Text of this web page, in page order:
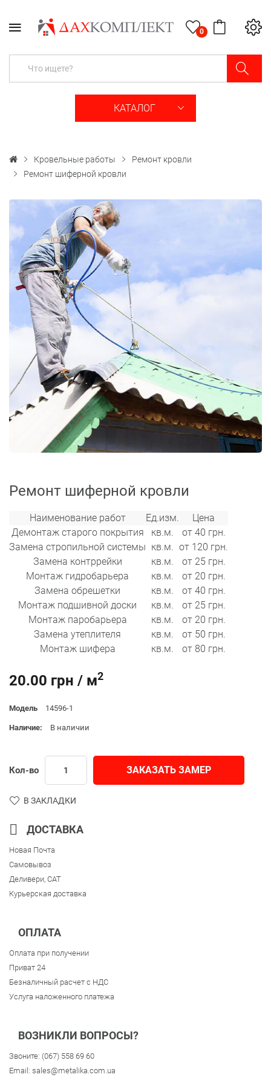
0
КАТАЛОГ
Кровельные работы
Ремонт кровли
Ремонт шиферной кровли
Ремонт шиферной кровли
Наименование работ Ед.изм.
Цена
Демонтаж старого покрытия
кв.м.
от 40 грн.
Замена стропильной системы кв.м. от 120 грн.
Замена контррейки
кв.м.
от 25 грн.
Монтаж гидробарьера
кв.м.
от 20 грн.
Замена обрешетки
кв.м.
от 40 грн.
Монтаж подшивной доски
кв.м.
от 25 грн.
Монтаж паробарьера
кв.м.
от 20 грн.
Замена утеплителя
кв.м.
от 50 грн.
Монтаж шифера
кв.м. от 80 грн.
20.00 грн / м2
Модель 14596-1
Наличие: В наличии
Кол-во ЗАКАЗАТЬ ЗАМЕР
В ЗАКЛАДКИ
ДОСТАВКА
Новая Почта
Самовывоз
Деливери, CAT
Курьерская доставка
ОПЛАТА
Оплата при получении
Приват 24
Безналичный расчет с НДС
Услуга наложенного платежа
ВОЗНИКЛИ ВОПРОСЫ?
Звоните: (067) 558 69 60
Email: sales@metalika.com.ua